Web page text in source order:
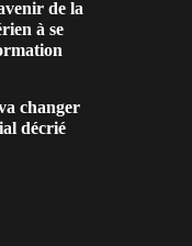
de la
à se
changer
décrié